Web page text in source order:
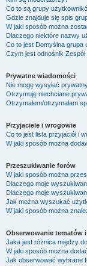
Co to są grupy
Gdzie znajduje się spis
W jaki sposób można
Dlaczego niektóre nazwy
Co to jest Domyślna grupa
Czym jest odnośnik
Prywatne wiadomości
Nie mogę wysyłać
Otrzymuję niechciane
Otrzymałem/otrzymałam
Przyjaciele i wrogowie
Co to jest lista przyjaciół i
W jaki sposób można
Przeszukiwanie forów
W jaki sposób można
Dlaczego moje
Dlaczego moje
Jak można wyszukać
W jaki sposób można
Obserwowanie tematów i
Jaka jest różnica między
W jaki sposób można
Jak obserwować wybrane